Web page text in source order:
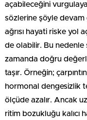
açabileceğini
sözlerine şöyle devam
ağrısı hayati riske yol
de olabilir. Bu nedenle
zamanda doğru
taşır. Örneğin;
hormonal dengesizlik
ölçüde azalır. Ancak
ritim bozukluğu kalıcı